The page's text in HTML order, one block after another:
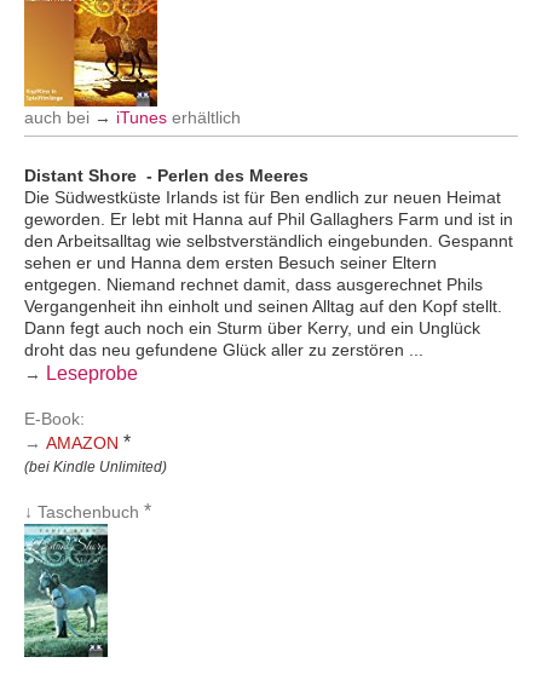
auch bei → iTunes erhältlich
Distant Shore - Perlen des Meeres
Die Südwestküste Irlands ist für Ben endlich zur neuen Heimat
geworden. Er lebt mit Hanna auf Phil Gallaghers Farm und ist in
den Arbeitsalltag wie selbstverständlich eingebunden. Gespannt
sehen er und Hanna dem ersten Besuch seiner Eltern
entgegen. Niemand rechnet damit, dass ausgerechnet Phils
Vergangenheit ihn einholt und seinen Alltag auf den Kopf stellt.
Dann fegt auch noch ein Sturm über Kerry, und ein Unglück
droht das neu gefundene Glück aller zu zerstören ...
→
Leseprobe
E-Book:
→ AMAZON *
(bei Kindle Unlimited)
↓ Taschenbuch *